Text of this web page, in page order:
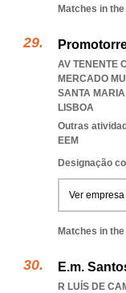
Matches in
AV TENENTE
MERCADO
SANTA
LISBOA
Outras
EEM
Designação
Ver empresa
Matches in
E.m.
R LUÍS DE